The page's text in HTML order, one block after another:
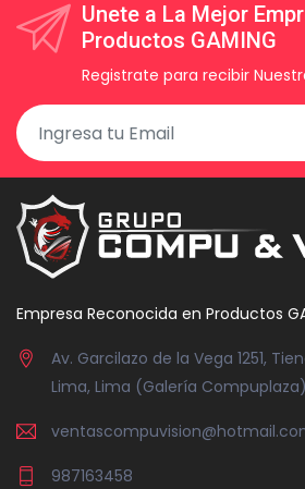
Unete a La Mejor
Productos GAMING
Registrate para recibir
Empresa Reconocida en Productos
Av. Garcilazo de la Vega 1251,
Lima, Lima (Galería Compuplaza)
987163458